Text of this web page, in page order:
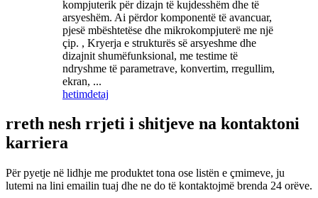
kompjuterik për dizajn të kujdesshëm dhe të
arsyeshëm. Ai përdor komponentë të avancuar,
pjesë mbështetëse dhe mikrokompjuterë me një
çip. , Kryerja e strukturës së arsyeshme dhe
dizajnit shumëfunksional, me testime të
ndryshme të parametrave, konvertim, rregullim,
ekran, ...
hetimdetaj
rreth nesh rrjeti i shitjeve na kontaktoni
karriera
Për pyetje në lidhje me produktet tona ose listën e çmimeve, ju
lutemi na lini emailin tuaj dhe ne do të kontaktojmë brenda 24 orëve.